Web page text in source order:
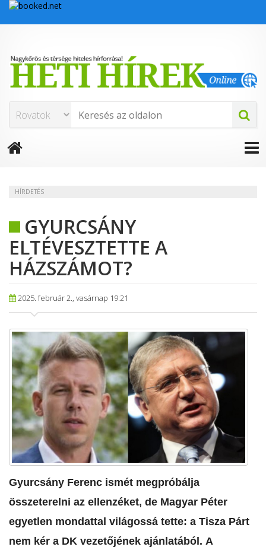
HÍRDETÉS
GYURCSÁNY
ELTÉVESZTETTE A
HÁZSZÁMOT?
2025. február 2., vasárnap 19:21
Gyurcsány Ferenc ismét megpróbálja
összeterelni az ellenzéket, de Magyar Péter
egyetlen mondattal világossá tette: a Tisza Párt
nem kér a DK vezetőjének ajánlatából. A